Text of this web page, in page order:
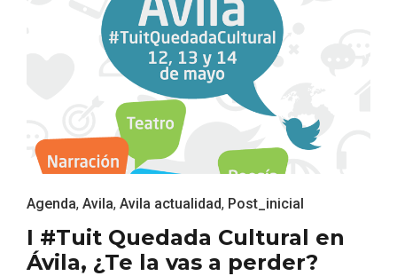
Agenda, Avila, Avila actualidad, Post_inicial
I #Tuit Quedada Cultural en
Ávila, ¿Te la vas a perder?